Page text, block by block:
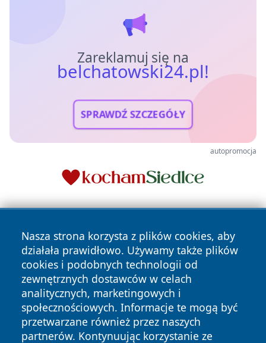
Zareklamuj się na
belchatowski24.pl!
SPRAWDŹ SZCZEGÓŁY
autopromocja
Nasza strona korzysta z plików cookies, aby
działała prawidłowo. Używamy także plików
cookies i podobnych technologii od
zewnętrznych dostawców w celach
analitycznych, marketingowych i
społecznościowych. Informacje te mogą być
przetwarzane również przez naszych
partnerów. Kontynuując korzystanie ze
Copyright © 2026 belchatowski24.pl Wszystkie prawa
zastrzeżone.
Polityka Polityka